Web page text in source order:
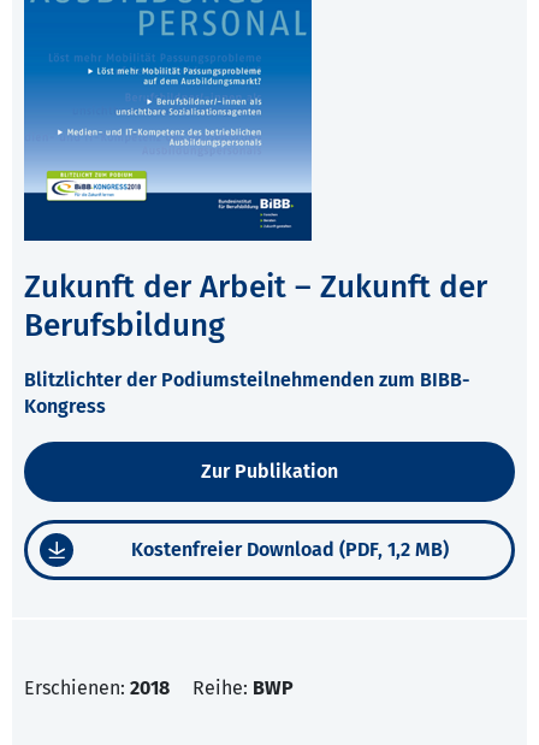
Zukunft der Arbeit – Zukunft der
Berufsbildung
Blitzlichter der Podiumsteilnehmenden zum BIBB-
Kongress
Zur Publikation
Kostenfreier Download (PDF, 1,2 MB)
Erschienen: 2018 Reihe: BWP